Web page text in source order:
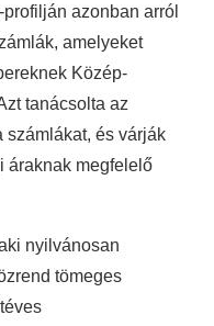
azonban arról
amelyeket
Közép-
tanácsolta az
számlákat, és várják
áraknak megfelelő
nyilvánosan
tömeges